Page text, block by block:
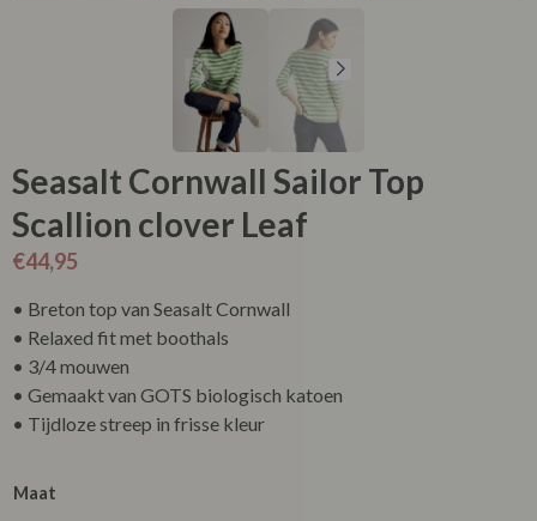
Seasalt Cornwall Sailor Top
Scallion clover Leaf
€44,95
• Breton top van Seasalt Cornwall
• Relaxed fit met boothals
• 3/4 mouwen
• Gemaakt van GOTS biologisch katoen
• Tijdloze streep in frisse kleur
Maat